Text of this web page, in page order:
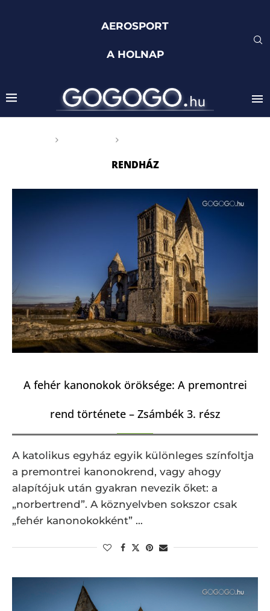
AEROSPORT
A HOLNAP
RENDHÁZ
A fehér kanonokok öröksége: A premontrei
rend története – Zsámbék 3. rész
A katolikus egyház egyik különleges színfoltja
a premontrei kanonokrend, vagy ahogy
alapítójuk után gyakran nevezik őket: a
„norbertrend”. A köznyelvben sokszor csak
„fehér kanonokokként” …